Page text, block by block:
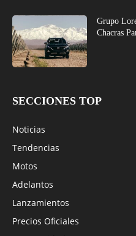
Grupo
Chacras
SECCIONES TOP
Noticias
Tendencias
Motos
Adelantos
Lanzamientos
Precios Oficiales